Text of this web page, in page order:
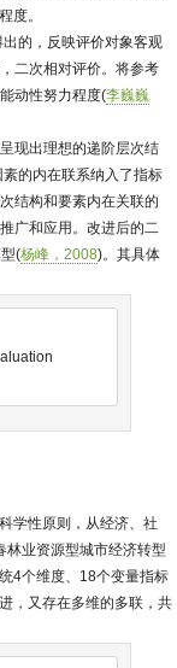
度。
的，反映评价对象客观
二次相对评价。将参考
动性努力程度(李巍巍
现出理想的递阶层次结
的内在联系纳入了指标
结构和要素内在关联的
广和应用。改进后的二
(杨峰，2008)。其具体
学性原则，从经济、社
林业资源型城市经济转型
4个维度、18个变量指标
，又存在多维的多联，共